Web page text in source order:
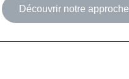
Découvrir notre approche